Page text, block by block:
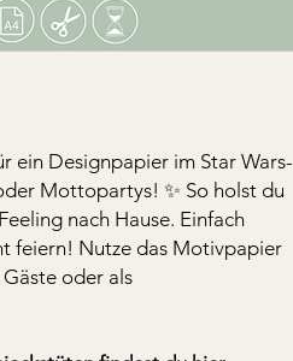
ein Designpapier im Star Wars-
Mottopartys! ✨ So holst du
nach Hause. Einfach
feiern! Nutze das Motivpapier
oder als